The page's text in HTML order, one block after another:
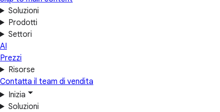
Soluzioni
Prodotti
Settori
AI
Prezzi
Risorse
Contatta il team di vendita
Inizia
Soluzioni